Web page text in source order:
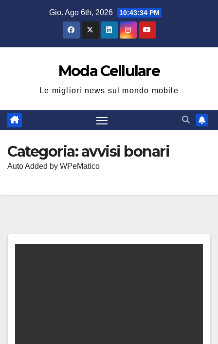
Gio. Ago 6th, 2026 10:43:35 PM
Moda Cellulare
Le migliori news sul mondo mobile
Categoria:avvisi bonari
Auto Added by WPeMatico